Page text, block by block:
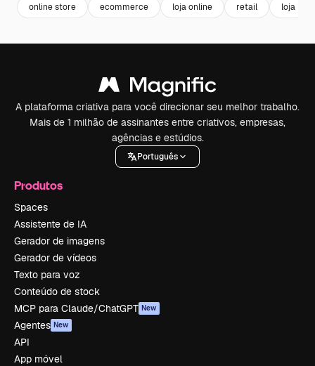
online store ecommerce loja online retail loja
A plataforma criativa para você direcionar seu melhor trabalho.
Mais de 1 milhão de assinantes entre criativos, empresas,
agências e estúdios.
Português
Produtos
Spaces
Assistente de IA
Gerador de imagens
Gerador de vídeos
Texto para voz
Conteúdo de stock
MCP para Claude/ChatGPT New
Agentes New
API
App móvel